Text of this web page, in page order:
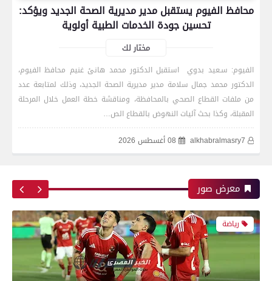
محافظ الفيوم يستقبل مدير مديرية الصحة الجديد ويؤكد:
تحسين جودة الخدمات الطبية أولوية
مختار لك
الفيوم: سـعيد بدوي استقبل الدكتور محمد هانئ غنيم محافظ الفيوم،
الدكتور محمد جمال سلامة مدير مديرية الصحة الجديد، وذلك لمتابعة عدد
من ملفات القطاع الصحي بالمحافظة، ومناقشة خطة العمل خلال المرحلة
المقبلة، وكذا بحث آليات النهوض بالقطاع الص…
alkhabralmasry7
08 أغسطس 2026
معرض صور
بعدسة الخبر المصري| شاهد أبرز لقطات الشوط
الأول لمباراة الزمالك واتحاد العاصمة الجزائري فى
نهائي كأس الكونفدرالية الإفريقية
رياضة
بعدسة الخبر المصري| شاهد أبرز لقطات مباراة زد و
بيراميدز فى نهائى كأس مصر
رياضة